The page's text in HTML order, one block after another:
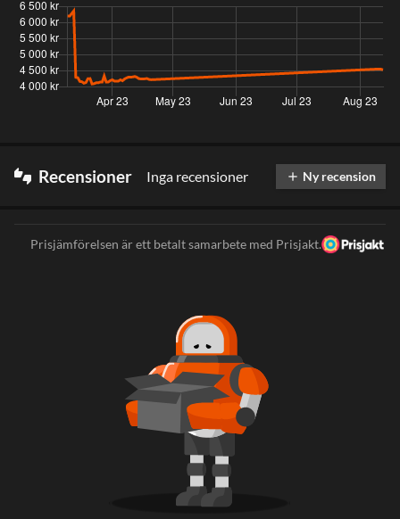
thumbs_up_down Recensioner Inga recensioner add Ny recension
Prisjämförelsen är ett betalt samarbete med Prisjakt.